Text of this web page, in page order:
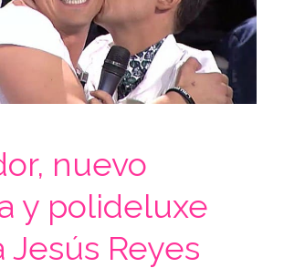
nuevo
y polideluxe
Jesús Reyes